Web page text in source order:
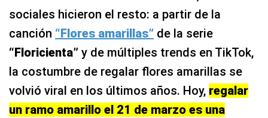
sociales hicieron el resto: a partir de la
canción “Flores amarillas” de la serie
“Floricienta” y de múltiples trends en TikTok,
la costumbre de regalar flores amarillas se
volvió viral en los últimos años. Hoy, regalar
un ramo amarillo el 21 de marzo es una